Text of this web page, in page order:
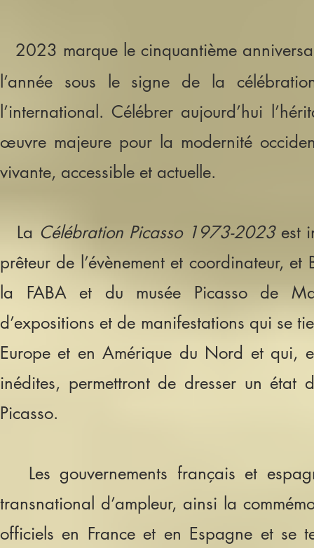
2023 marque le cinquantième
l’année sous le signe de la
l’international. Célébrer aujourd’hui
œuvre majeure pour la modernité
vivante, accessible et actuelle.
La Célébration Picasso 1973-2023 est
prêteur de l’évènement et coordinateur,
la FABA et du musée Picasso de
d’expositions et de manifestations qui se
Europe et en Amérique du Nord et qui,
inédites, permettront de dresser un état
Picasso.
Les gouvernements français et
transnational d’ampleur, ainsi la
officiels en France et en Espagne et se